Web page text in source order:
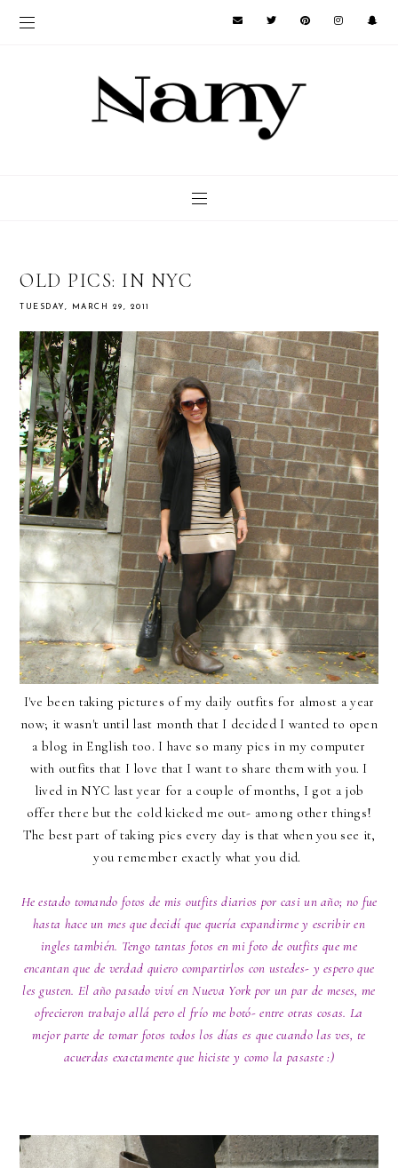
OLD PICS: IN NYC
TUESDAY, MARCH 29, 2011
I've been taking pictures of my daily outfits for almost a year
now; it wasn't until last month that I decided I wanted to open
a blog in English too. I have so many pics in my computer
with outfits that I love that I want to share them with you. I
lived in NYC last year for a couple of months, I got a job
offer there but the cold kicked me out- among other things!
The best part of taking pics every day is that when you see it,
you remember exactly what you did.
He estado tomando fotos de mis outfits diarios por casi un año; no fue
hasta hace un mes que decidí que quería expandirme y escribir en
ingles también. Tengo tantas fotos en mi foto de outfits que me
encantan que de verdad quiero compartirlos con ustedes- y espero que
les gusten. El año pasado viví en Nueva York por un par de meses, me
ofrecieron trabajo allá pero el frío me botó- entre otras cosas. La
mejor parte de tomar fotos todos los días es que cuando las ves, te
acuerdas exactamente que hiciste y como la pasaste :)